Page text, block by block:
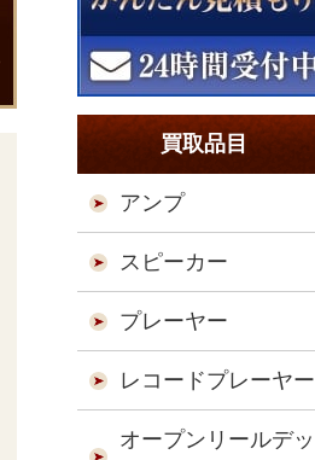
買取品目
アンプ
スピーカー
プレーヤー
レコードプレーヤー
オープンリールデッ